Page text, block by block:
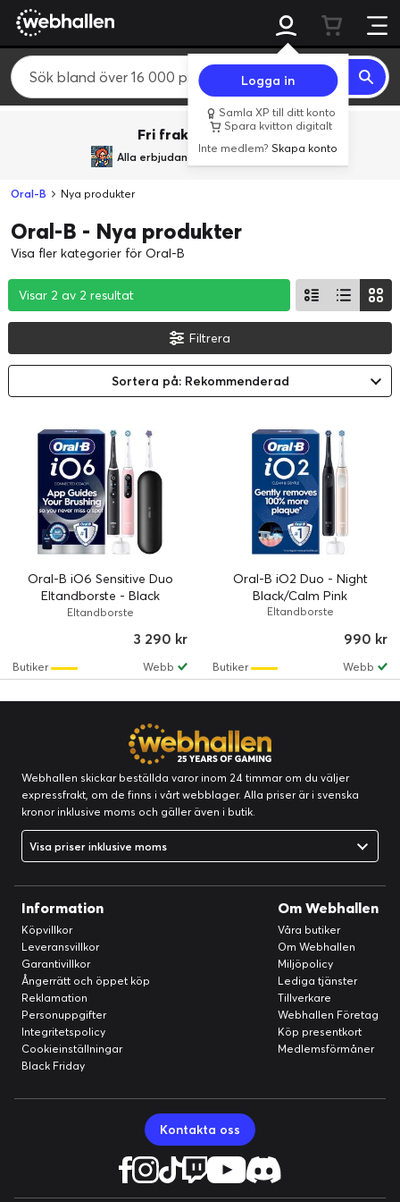
Logga in
Samla XP till ditt konto
Spara kvitton digitalt
Inte medlem?Skapa konto
Fri frakt över 800 kr.
Alla erbjudanden frånBACK TO REALITY
Oral-B Nya produkter
Oral-B - Nya produkter
Visa fler kategorier för Oral-B
Visar 2 av 2 resultat
Visar 2 av 2 resultat
Visar 2 av 2 resultat
Filtrera
Sortera på: Rekommenderad
Oral-B iO6 Sensitive Duo
Eltandborste - Black
Lava/Pink Sand
Eltandborste
3 290 kr
Webb
Butiker
Oral-B iO2 Duo - Night
Black/Calm Pink
Eltandborste
990 kr
Webb
Butiker
Webhallen skickar beställda varor inom 24 timmar om du väljer
expressfrakt, om de finns i vårt webblager. Alla priser är i svenska
kronor inklusive moms och gäller även i butik.
Visa priser inklusive moms
Information
Köpvillkor
Leveransvillkor
Garantivillkor
Ångerrätt och öppet köp
Reklamation
Personuppgifter
Integritetspolicy
Cookieinställningar
Black Friday
Om Webhallen
Våra butiker
Om Webhallen
Miljöpolicy
Lediga tjänster
Tillverkare
Webhallen Företag
Köp presentkort
Medlemsförmåner
Kontakta oss